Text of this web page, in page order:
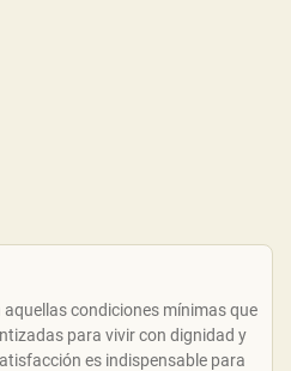
condiciones mínimas que
para vivir con dignidad y
es indispensable para